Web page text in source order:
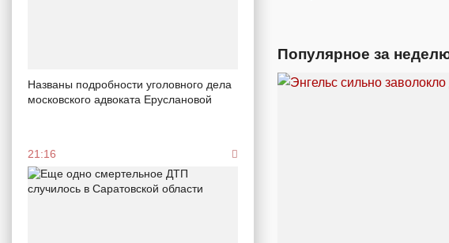
Названы подробности уголовного дела
московского адвоката Еруслановой
21:16
Популярное за